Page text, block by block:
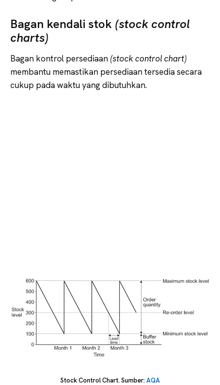
Bagan kendali stok (stock control
charts)
Bagan kontrol persediaan (stock control chart)
membantu memastikan persediaan tersedia secara
cukup pada waktu yang dibutuhkan.
Stock Control Chart. Sumber:AQA